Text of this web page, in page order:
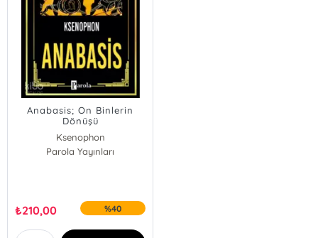
Anabasis; On Binlerin
Dönüşü
Ksenophon
Parola Yayınları
₺210,00 %40